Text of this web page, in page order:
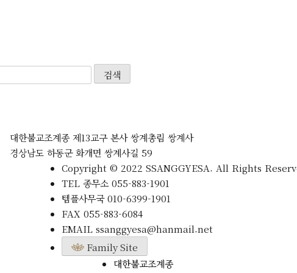
검색
대한불교조계종 제13교구 본사 쌍계총림 쌍계사
경상남도 하동군 화개면 쌍계사길 59
Copyright © 2022 SSANGGYESA. All Rights
TEL 종무소055-883-1901
템플사무국010-6399-1901
FAX 055-883-6084
EMAIL ssanggyesa@hanmail.net
Family Site
대한불교조계종